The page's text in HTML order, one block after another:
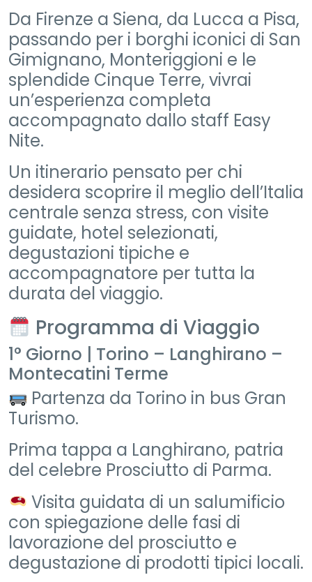
Da Firenze a Siena, da Lucca a Pisa,
passando per i borghi iconici di San
Gimignano, Monteriggioni e le
splendide Cinque Terre, vivrai
un’esperienza completa
accompagnato dallo staff Easy
Nite.
Un itinerario pensato per chi
desidera scoprire il meglio dell’Italia
centrale senza stress, con visite
guidate, hotel selezionati,
degustazioni tipiche e
accompagnatore per tutta la
durata del viaggio.
Programma di Viaggio
1° Giorno | Torino – Langhirano –
Montecatini Terme
Partenza da Torino in bus Gran
Turismo.
Prima tappa a Langhirano, patria
del celebre Prosciutto di Parma.
Visita guidata di un salumificio
con spiegazione delle fasi di
lavorazione del prosciutto e
degustazione di prodotti tipici locali.